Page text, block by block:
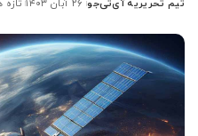
ارسال
توسط
تیم تحریریه آی‌تی‌جو ۲۶ آبان ۱۴۰۳ تازه